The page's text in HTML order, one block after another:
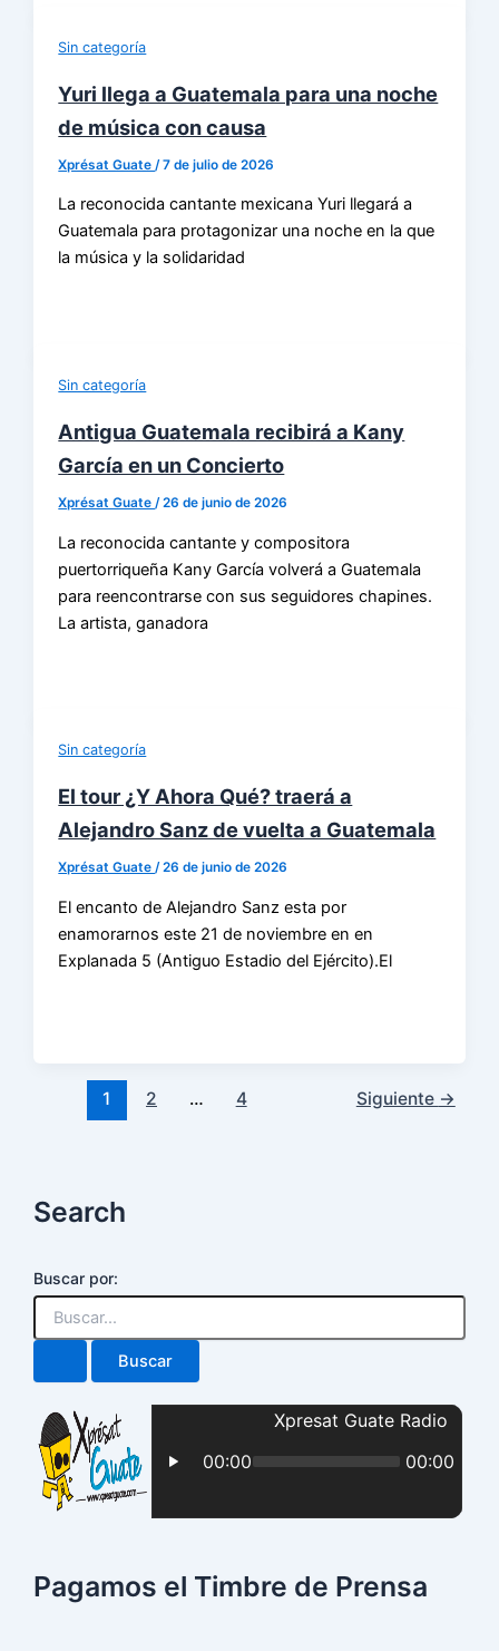
Sin categoría
Yuri llega a Guatemala para una noche
de música con causa
Xprésat Guate /7 de julio de 2026
La reconocida cantante mexicana Yuri llegará a
Guatemala para protagonizar una noche en la que
la música y la solidaridad
Sin categoría
Antigua Guatemala recibirá a Kany
García en un Concierto
Xprésat Guate/26 de junio de 2026
La reconocida cantante y compositora
puertorriqueña Kany García volverá a Guatemala
para reencontrarse con sus seguidores chapines.
La artista, ganadora
Sin categoría
El tour ¿Y Ahora Qué? traerá a
Alejandro Sanz de vuelta a Guatemala
Xprésat Guate/26 de junio de 2026
El encanto de Alejandro Sanz esta por
enamorarnos este 21 de noviembre en en
Explanada 5 (Antiguo Estadio del Ejército).El
1 2 … 4 Siguiente →
Search
Buscar por:
Pagamos el Timbre de Prensa